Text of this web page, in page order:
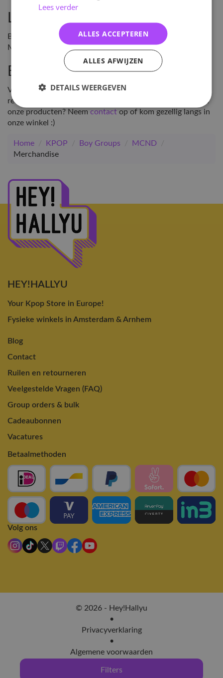
Filters
Laatste Releases
Blijf up-to-date met de laatste releases van MCND
Merchandise bij Hey!Hallyu.
Exclusieve Merchandise
Verzamel exclusieve merchandise & de laatste Kpop
releases, exclusief beschikbaar bij Hey!Hallyu. Vragen over
onze producten? Neem contact op of kom gezellig langs in
onze winkel :)
Home / KPOP / Boy Groups / MCND
/
Merchandise
HEY!HALLYU
Your Kpop Store in Europe!
Fysieke winkels in Amsterdam & Arnhem
Blog
Contact
Ruilen en retourneren
Veelgestelde Vragen (FAQ)
Group orders & bulk
Cadeaubonnen
Vacatures
Betaalmethoden
Volg ons
© 2026 - Hey!Hallyu
•
Privacyverklaring
•
Algemene voorwaarden
Lees verder
ALLES ACCEPTEREN
ALLES AFWIJZEN
DETAILS WEERGEVEN